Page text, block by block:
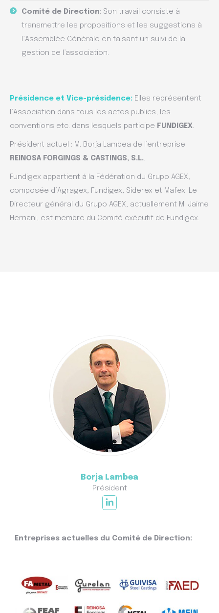
Comité de Direction: Son travail consiste à
transmettre les propositions et les suggestions à
l’Assemblée Générale en faisant un suivi de la
gestion de l’association.
Présidence et Vice-présidence: Elles représentent
l’Association dans tous les actes publics, les
conventions etc. dans lesquels participe FUNDIGEX.
Président actuel : M. Borja Lambea de l’entreprise
REINOSA FORGINGS & CASTINGS, S.L..
Fundigex appartient á la Fédération du Grupo AGEX,
composée d’Agragex, Fundigex, Siderex et Mafex. Le
Directeur général du Grupo AGEX, actuallement M. Jaime
Hernani, est membre du Comité exécutif de Fundigex.
Borja Lambea
Président
Entreprises actuelles du Comité de Direction: